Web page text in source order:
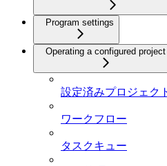
Program settings
Operating a configured project
設定済みプロジェク
ワークフロー
タスクキュー